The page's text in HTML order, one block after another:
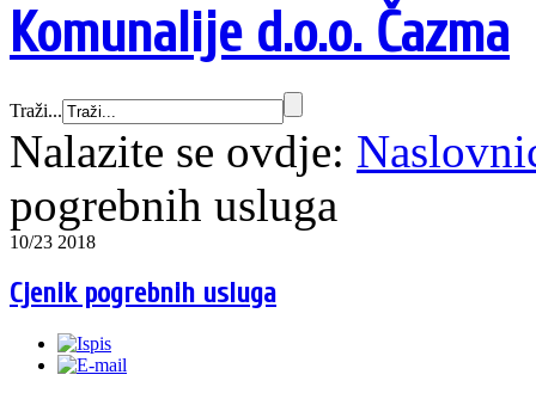
Komunalije d.o.o. Čazma
Traži...
Nalazite se ovdje:
pogrebnih usluga
10/23 2018
Cjenik pogrebnih usluga